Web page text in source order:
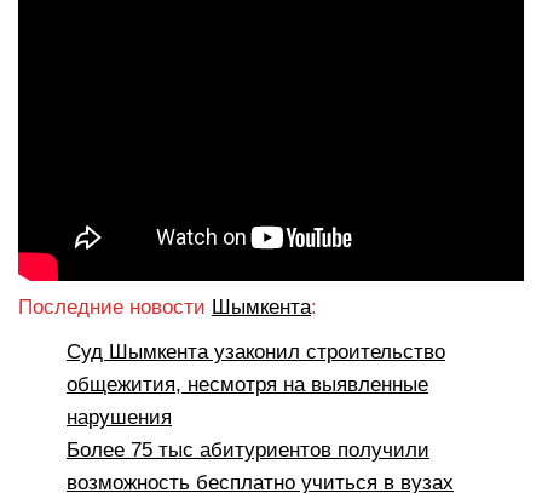
Последние новости Шымкента:
Суд Шымкента узаконил строительство
общежития, несмотря на выявленные
нарушения
Более 75 тыс абитуриентов получили
возможность бесплатно учиться в вузах